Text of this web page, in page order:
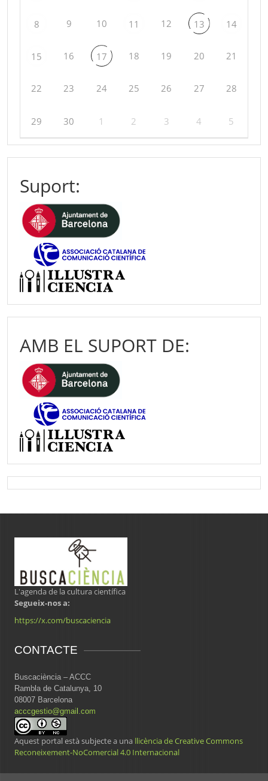
8 9 10 11 12 13 14
15 16 17 18 19 20 21
22 23 24 25 26 27 28
29 30 1 2 3 4 5
Suport:
AMB EL SUPORT DE:
L'agenda de la cultura científica
Segueix-nos a:
https://x.com/buscaciencia
CONTACTE
Buscaciència – ACCC
Rambla de Catalunya, 10
08007 Barcelona
acccgestio@gmail.com
Aquest portal està subjecte a una llicència de Creative Commons
Reconeixement-NoComercial 4.0 Internacional